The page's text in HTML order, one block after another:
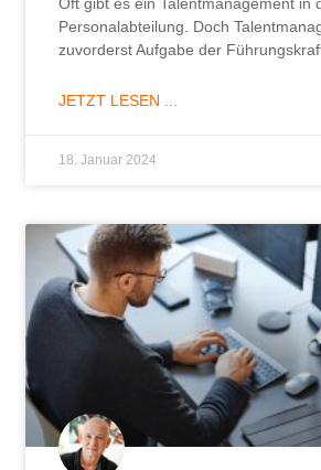
Oft gibt es ein Talentmanagement in
Personalabteilung. Doch
zuvorderst Aufgabe der
JETZT LESEN ...
18. Januar 2024